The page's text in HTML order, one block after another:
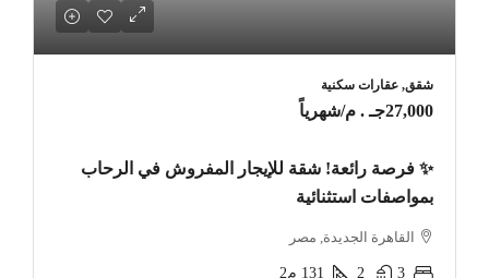
شقق, عقارات سكنية
27,000جـ . م /شهرياً
✨ فرصة رائعة! شقة للإيجار المفروش في الرحاب
بمواصفات استثنائية
القاهرة الجديدة, مصر
3
2
131 م2